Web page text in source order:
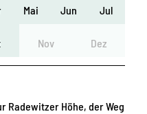
Mai Jun Jul
Nov Dez
Radewitzer Höhe, der Weg